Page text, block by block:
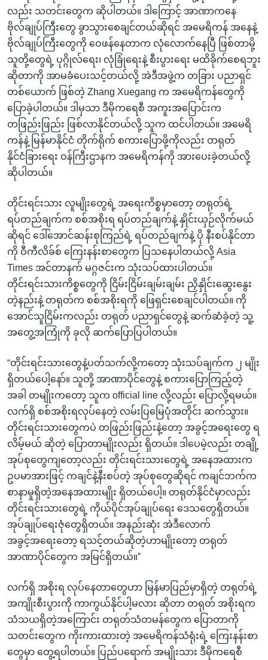
လည်း သတင်းတွေက ဆိုပါတယ်။ ဒါကြောင့် အာဏာကနေ
ဗိုလ်ချုပ်ကြီးတွေ ခွာသွားစေချင်တယ်ဆိုရင် အမေရိကန် အနေနဲ့
ဗိုလ်ချုပ်ကြီးတွေကို ဝေဖန်နေတာက လုံလောက်နေပြီ ဖြစ်တာမို့
သူတို့တွေရဲ့ ပုဂ္ဂိုလ်ရေး၊ လုံခြုံရေးနဲ့ စီးပွားရေး မထိခိုက်စေရဘူး
ဆိုတာကို အာမခံပေးသင့်တယ်လို့ အဲဒီအဖွဲ့က တခြား ပညာရှင်
တစ်ယောက် ဖြစ်တဲ့ Zhang Xuegang က အမေရိကန်တွေကို
ပြောခဲ့ပါတယ်။ ဒါမှသာ ဒီမိုကရေစီ အကူးအပြောင်းက
တဖြည်းဖြည်း ဖြစ်လာနိုင်တယ်လို့ သူက ထင်ပါတယ်။ အမေရိ
ကန်နဲ့ မြန်မာနိုင်ငံ တိုက်ရိုက် စကားပြောဖို့ကိုလည်း တရုတ်
နိုင်ငံခြားရေး ဝန်ကြီးဌာနက အမေရိကန်ကို အားပေးခဲ့တယ်လို့
ဆိုပါတယ်။
တိုင်းရင်းသား လူမျိုးတွေရဲ့ အရေးကိစ္စမှာတော့ တရုတ်ရဲ့
ရပ်တည်ချက်က စစ်အစိုးရ ရပ်တည်ချက်နဲ့ နှိုင်းယှဉ်လိုက်မယ်
ဆိုရင် ဒေါ်အောင်ဆန်းစုကြည်ရဲ့ ရပ်တည်ချက်နဲ့ ပို နီးစပ်နိုင်တာ
ကို ဝီကီလိခ်စ် ကြေးနန်းစာတွေက ပြသနေပါတယ်လို့ Asia
Times အင်တာနက် မဂ္ဂဇင်းက သုံးသပ်ထားပါတယ်။
တိုင်းရင်းသားကိစ္စတွေကို ငြိမ်းငြိမ်းချမ်းချမ်း ညှိနှိုင်းဆွေးနွေး
တဲ့နည်းနဲ့ တရုတ်က စစ်အစိုးရကို ဖြေရှင်းစေချင်ပါတယ်။ ကို
အောင်သူငြိမ်းကလည်း တရုတ် ပညာရှင်တွေနဲ့ ဆက်ဆံခဲ့တဲ့ သူ့
အတွေ့အကြုံကို ခုလို ဆက်ပြောပြပါတယ်။
“တိုင်းရင်းသားတွေနဲ့ပတ်သက်လို့ကတော့ သုံးသပ်ချက်က ၂ မျိုး
ရှိတယ်ပေါ့နော်။ သူတို့ အာဏာပိုင်တွေနဲ့ စကားပြောကြည့်တဲ့
အခါ တမျိုးကတော့ သူက official line လို့လည်း ပြောလို့ရမယ်။
လက်ရှိ စစ်အစိုးရလုပ်နေတဲ့ လမ်းပြမြေပုံအတိုင်း ဆက်သွား။
တိုင်းရင်းသားတွေကပဲ တဖြည်းဖြည်းနဲ့တော့ အခွင့်အရေးတွေ ရ
လိမ့်မယ် ဆိုတဲ့ ပြောတာမျိုးလည်း ရှိတယ်။ ဒါပေမဲ့လည်း တချို့
အုပ်စုတွေကျတော့လည်း တိုင်းရင်းသားတွေရဲ့ အနေအထားက
ဥပမာအားဖြင့် ကချင်နဲ့နီးစပ်တဲ့ အုပ်စုတွေဆိုရင် ကချင်ဘက်က
စာနာမှုရှိတဲ့အနေအထားမျိုး ရှိတယ်ပေါ့။ တရုတ်နိုင်ငံမှာလည်း
တိုင်းရင်းသားတွေရဲ့ ကိုယ်ပိုင်အုပ်ချုပ်ရေး ဒေသတွေရှိတယ်။
အုပ်ချုပ်ရေးဇုံတွေရှိတယ်။ အနည်းဆုံး အဲဒီလောက်
အခွင့်အရေးတော့ ရသင့်တယ်ဆိုတဲ့ဟာမျိုးတော့ တရုတ်
အာဏာပိုင်တွေက အမြင်ရှိတယ်။”
လက်ရှိ အစိုးရ လုပ်နေတာတွေဟာ မြန်မာပြည်မှာရှိတဲ့ တရုတ်ရဲ့
အကျိုးစီးပွားကို ကာကွယ်နိုင်ပါ့မလား ဆိုတာ တရုတ် အစိုးရက
သံသယရှိတဲ့အကြောင်း တရုတ်သံတမန်တွေက ပြောတာကို
သတင်းတွေက ကိုးကားထားတဲ့ အမေရိကန်သံရုံးရဲ့ ကြေးနန်းစာ
တွေမှာ တွေ့ရပါတယ်။ ပြည်ပရောက် အမျိုးသား ဒီမိုကရေစီ